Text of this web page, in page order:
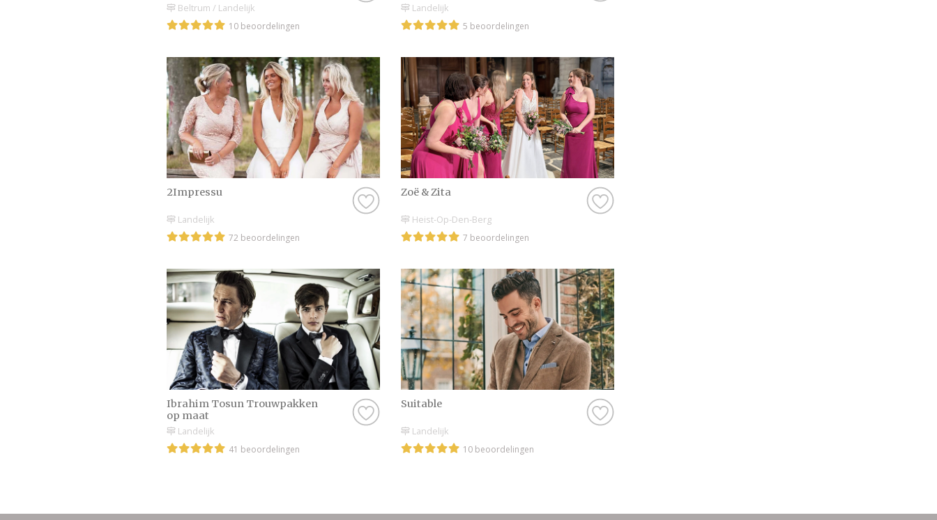
Beltrum / Landelijk
10 beoordelingen
Landelijk
5 beoordelingen
2Impressu
Landelijk
72 beoordelingen
Zoë & Zita
Heist-Op-Den-Berg
7 beoordelingen
Ibrahim Tosun Trouwpakken
op maat
Landelijk
41 beoordelingen
Suitable
Landelijk
10 beoordelingen